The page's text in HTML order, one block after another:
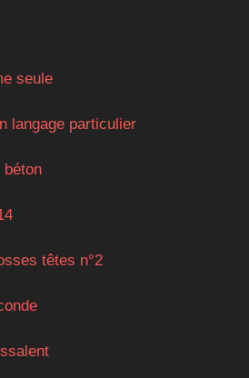
seule
langage particulier
béton
têtes n°2